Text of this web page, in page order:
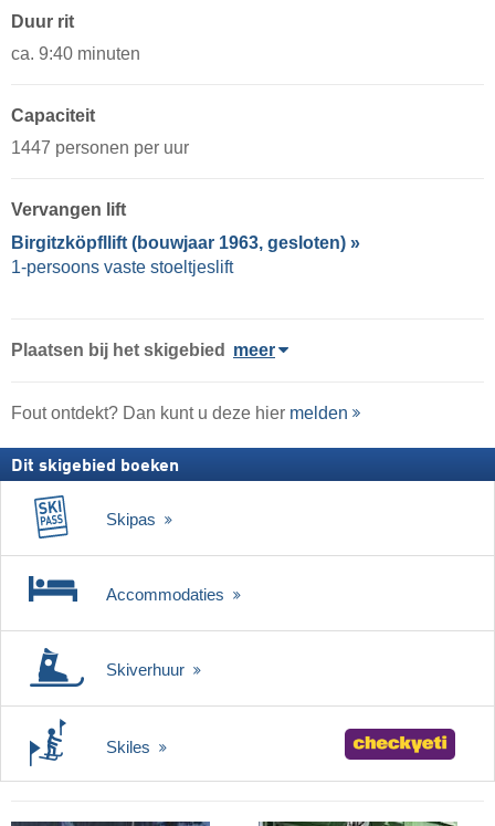
Duur rit
ca. 9:40 minuten
Capaciteit
1447 personen per uur
Vervangen lift
Birgitzköpfllift (bouwjaar 1963, gesloten) »
1-persoons vaste stoeltjeslift
Plaatsen bij het skigebied meer
Fout ontdekt? Dan kunt u deze hier melden
Dit skigebied boeken
Skipas
Accommodaties
Skiverhuur
Skiles